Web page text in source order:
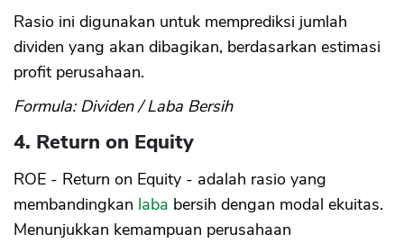
Rasio ini digunakan untuk memprediksi jumlah
dividen yang akan dibagikan, berdasarkan estimasi
profit perusahaan.
Formula: Dividen / Laba Bersih
4. Return on Equity
ROE - Return on Equity - adalah rasio yang
membandingkan laba bersih dengan modal ekuitas.
Menunjukkan kemampuan perusahaan